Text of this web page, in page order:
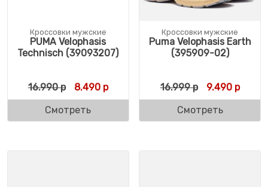
Кроссовки мужские
PUMA Velophasis
Technisch (39093207)
16.990р Первоначальная цена составляла 16.990
8.490рТекущая цена: 8.490 р.
Смотреть
Кроссовки мужские
Puma Velophasis Earth
(395909-02)
16.999р 9.490р
Смотреть